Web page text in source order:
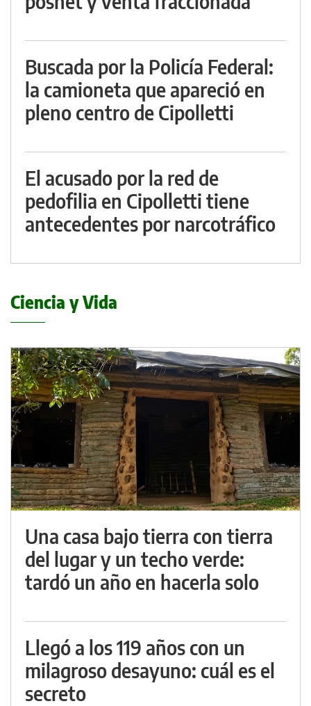
Buscada por la Policía Federal:
la camioneta que apareció en
pleno centro de Cipolletti
El acusado por la red de
pedofilia en Cipolletti tiene
antecedentes por narcotráfico
Ciencia y Vida
Una casa bajo tierra con tierra
del lugar y un techo verde:
tardó un año en hacerla solo
Llegó a los 119 años con un
milagroso desayuno: cuál es el
secreto